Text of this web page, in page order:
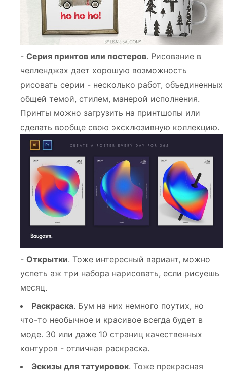
- Серия принтов или постеров. Рисование в
челленджах дает хорошую возможность
рисовать серии - несколько работ, объединенных
общей темой, стилем, манерой исполнения.
Принты можно загрузить на принтшопы или
сделать вообще свою эксклюзивную коллекцию.
- Открытки. Тоже интересный вариант, можно
успеть аж три набора нарисовать, если рисуешь
месяц.
Раскраска. Бум на них немного поутих, но
что-то необычное и красивое всегда будет в
моде. 30 или даже 10 страниц качественных
контуров - отличная раскраска.
Эскизы для татуировок. Тоже прекрасная